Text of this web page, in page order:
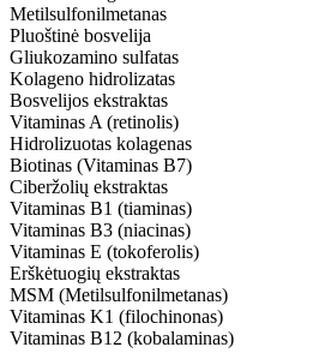
Metilsulfonilmetanas
Pluoštinė bosvelija
Gliukozamino sulfatas
Kolageno hidrolizatas
Bosvelijos ekstraktas
Vitaminas A (retinolis)
Hidrolizuotas kolagenas
Biotinas (Vitaminas B7)
Ciberžolių ekstraktas
Vitaminas B1 (tiaminas)
Vitaminas B3 (niacinas)
Vitaminas E (tokoferolis)
Erškėtuogių ekstraktas
MSM (Metilsulfonilmetanas)
Vitaminas K1 (filochinonas)
Vitaminas B12 (kobalaminas)